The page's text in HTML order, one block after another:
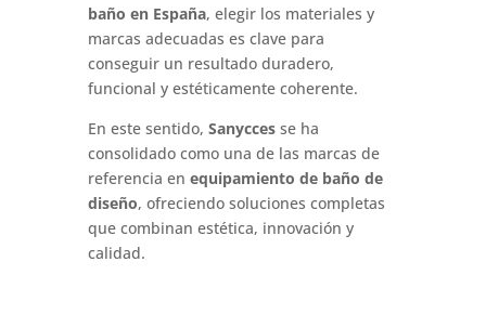
baño en España, elegir los materiales y
marcas adecuadas es clave para
conseguir un resultado duradero,
funcional y estéticamente coherente.
En este sentido, Sanyccesse ha
consolidado como una de las marcas de
referencia en equipamiento de baño de
diseño, ofreciendo soluciones completas
que combinan estética, innovación y
calidad.